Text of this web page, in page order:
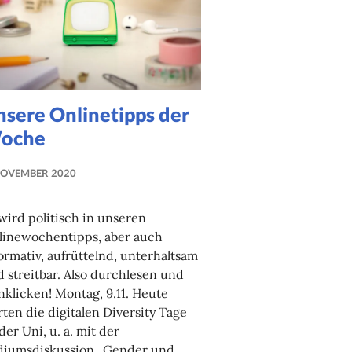
Onlinetipps der
2020
politisch in unseren
aber auch
aufrüttelnd, unterhaltsam
streitbar. Also durchlesen und
Montag, 9.11. Heute
die digitalen Diversity Tage
Uni, u. a. mit der